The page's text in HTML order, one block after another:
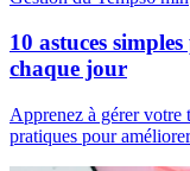
10 astuces
chaque jour
Apprenez à gérer votre
pratiques pour